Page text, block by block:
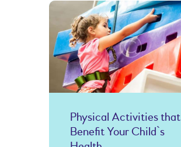
Physical Activities that
Benefit Your Child`s